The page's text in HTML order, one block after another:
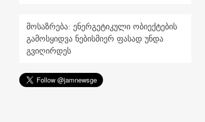
მოსაზრება: ენერგეტიკული ობიექტების
გამოსყიდვა ნებისმიერ ფასად უნდა
გვიღირდეს